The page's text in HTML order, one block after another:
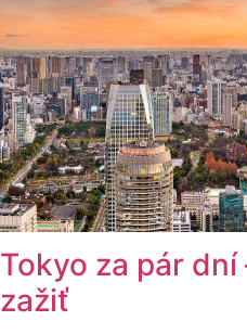
Tokyo za pár
zažiť